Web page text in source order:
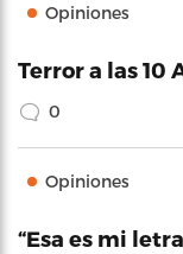
Opiniones
Terror a las 10
0
Opiniones
“Esa es mi